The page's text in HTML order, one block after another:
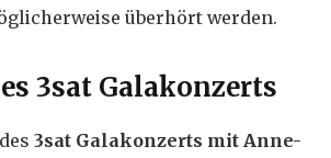
überhört werden.
3sat Galakonzerts
3sat Galakonzerts mit Anne-